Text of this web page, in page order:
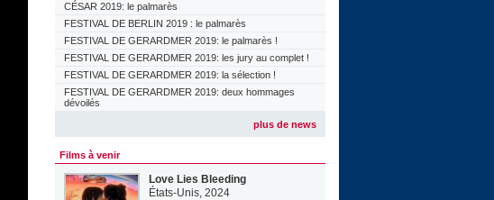
CÉSAR 2019: le palmarès
FESTIVAL DE BERLIN 2019 : le palmarès
FESTIVAL DE GERARDMER 2019: le palmarès !
FESTIVAL DE GERARDMER 2019: les jury au complet !
FESTIVAL DE GERARDMER 2019: la sélection !
FESTIVAL DE GERARDMER 2019: deux hommages
dévoilés
plus de news
Films à venir
Love Lies Bleeding
États-Unis, 2024